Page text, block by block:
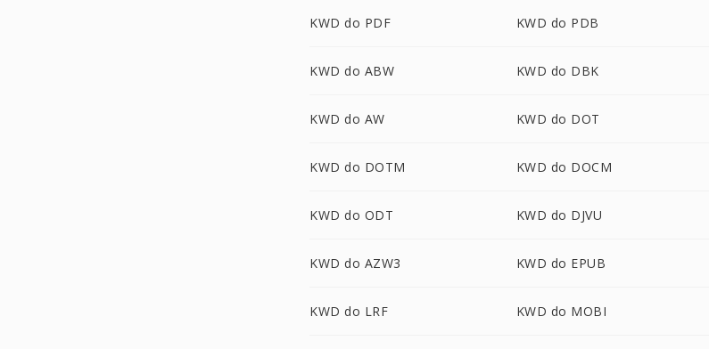
KWD do PDF KWD do PDB
KWD do ABW KWD do DBK
KWD do AW KWD do DOT
KWD do DOTM KWD do DOCM
KWD do ODT KWD do DJVU
KWD do AZW3 KWD do EPUB
KWD do LRF KWD do MOBI